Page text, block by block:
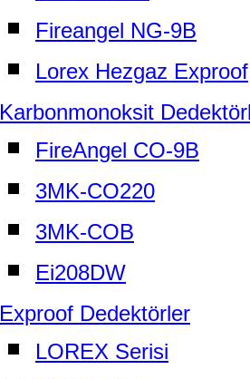
Fireangel NG-9B
Lorex Hezgaz Exproof
Karbonmonoksit
FireAngel CO-9B
3MK-CO220
3MK-COB
Ei208DW
Exproof Dedektörler
LOREX Serisi